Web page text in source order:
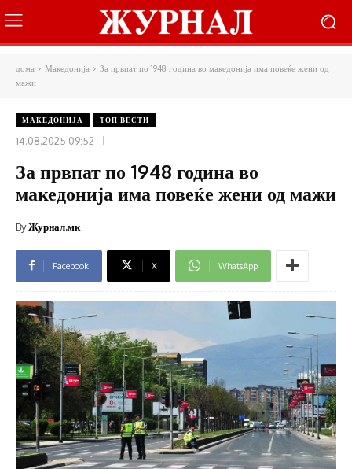
дома Македонија
За првпат по 1948 година во македонија има повеќе жени од
мажи
МАКЕДОНИЈА ТОП ВЕСТИ
14.08.2025 09:52
За првпат по 1948 година во
македонија има повеќе жени од мажи
ByЖурнал.мк
Facebook X WhatsApp